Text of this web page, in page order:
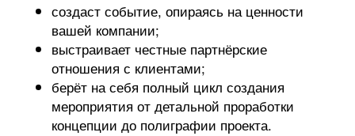
создаст событие, опираясь на ценности
вашей компании;
выстраивает честные партнёрские
отношения с клиентами;
берёт на себя полный цикл создания
мероприятия от детальной проработки
концепции до полиграфии проекта.